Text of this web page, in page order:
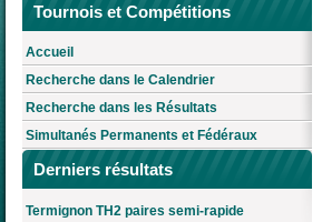
Tournois et Compétitions
Accueil
Recherche dans le Calendrier
Recherche dans les Résultats
Simultanés Permanents et Fédéraux
Derniers résultats
Termignon TH2 paires semi-rapide